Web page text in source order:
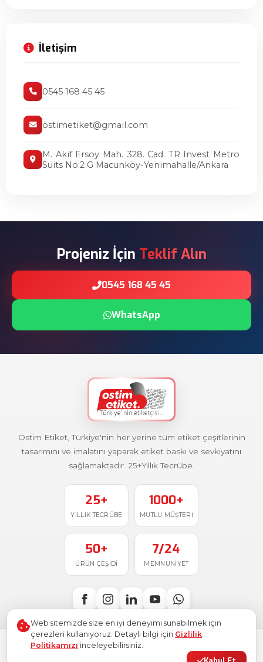
İletişim
0545 168 45 45
ostimetiket@gmail.com
M. Akif Ersoy Mah. 328. Cad. TR Invest Metro
Suits No:2 G Macunköy-Yenimahalle/Ankara
Projeniz İçin Teklif Alın
0545 168 45 45
WhatsApp
Ostim Etiket, Türkiye'nin her yerine tüm etiket çeşitlerinin
tasarımını ve imalatını yaparak etiket baskı ve sevkiyatını
sağlamaktadır. 25+Yıllık Tecrübe.
25+
YILLIK TECRÜBE
1000+
MUTLU MÜŞTERI
50+
ÜRÜN ÇEŞIDI
7/24
MEMNUNIYET
. Tüm hakları saklıdır.
Türkiye'de ile üretildi
Web sitemizde size en iyi deneyimi sunabilmek için
çerezleri kullanıyoruz. Detaylı bilgi için Gizlilik
Politikamızı inceleyebilirsiniz.